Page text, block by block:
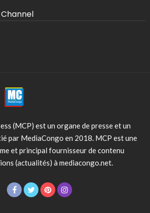
(MCP) est un organe de presse et un
par MediaCongo en 2018. MCP est une
et principal fournisseur de contenu
(actualités) à mediacongo.net.